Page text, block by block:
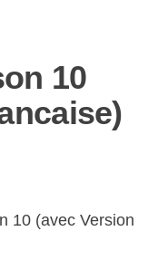
10
10 (avec Version